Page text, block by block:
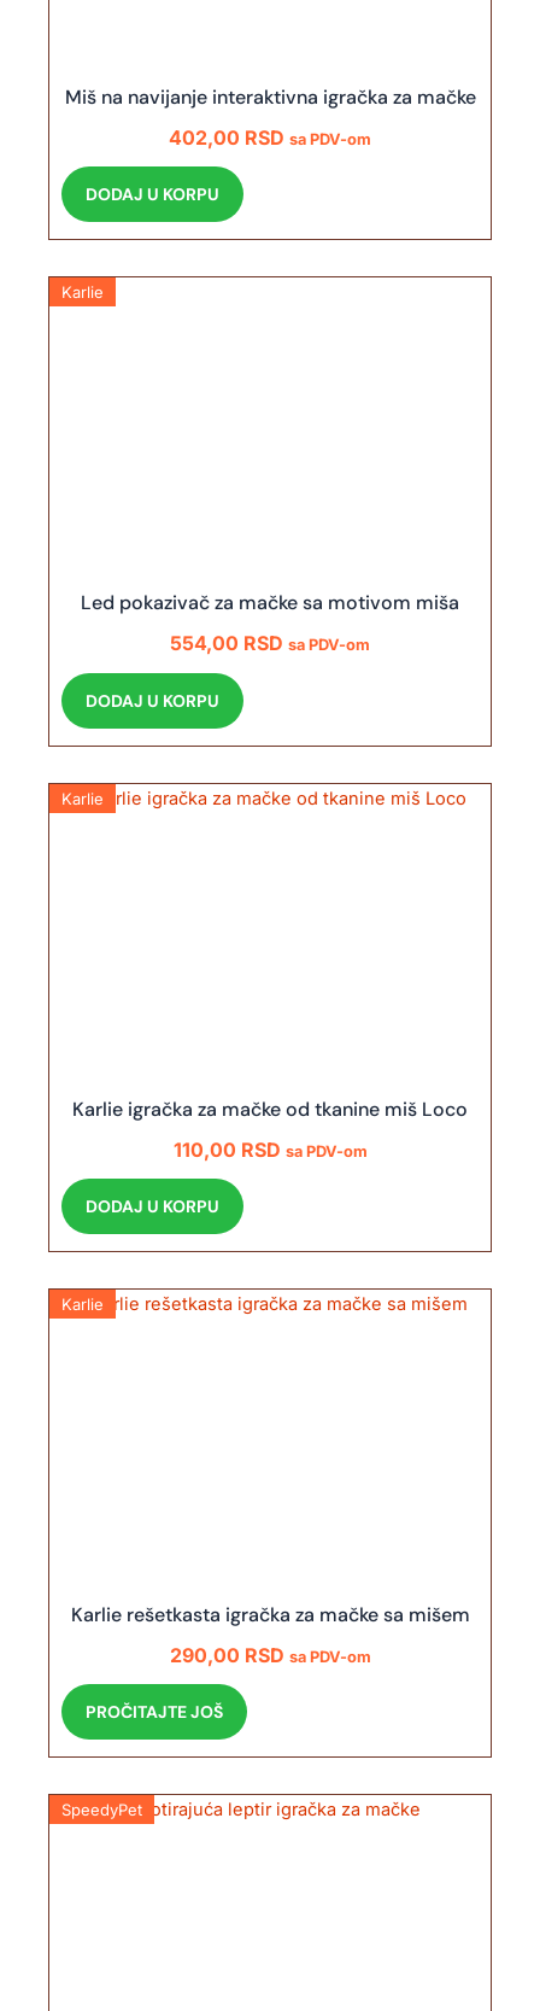
Miš na navijanje interaktivna igračka za mačke
402,00 RSD sa PDV-om
DODAJ U KORPU
Karlie
Led pokazivač za mačke sa motivom miša
554,00 RSD sa PDV-om
DODAJ U KORPU
Karlie
Karlie igračka za mačke od tkanine miš Loco
110,00 RSD sa PDV-om
DODAJ U KORPU
Karlie
Karlie rešetkasta igračka za mačke sa mišem
290,00 RSD sa PDV-om
PROČITAJTE JOŠ
SpeedyPet